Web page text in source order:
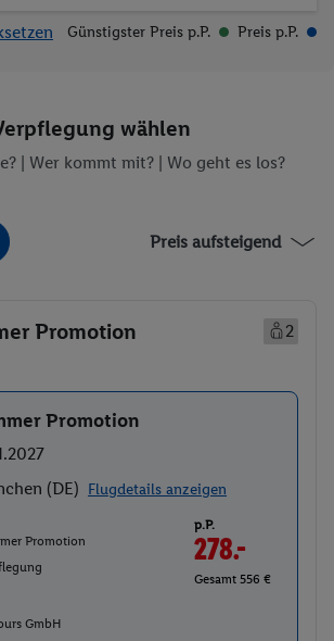
Günstigster Preis p.P. Preis p.P.
wählen
| Wer kommt mit? | Wo geht es los?
Preis aufsteigend
Promotion
2
Promotion
(DE) Flugdetails anzeigen
Promotion
p.P.
278.-
Gesamt 556 €
GmbH